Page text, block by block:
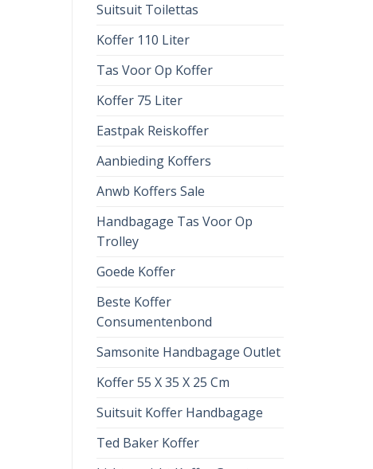
Suitsuit Toilettas
Koffer 110 Liter
Tas Voor Op Koffer
Koffer 75 Liter
Eastpak Reiskoffer
Aanbieding Koffers
Anwb Koffers Sale
Handbagage Tas Voor Op
Trolley
Goede Koffer
Beste Koffer
Consumentenbond
Samsonite Handbagage Outlet
Koffer 55 X 35 X 25 Cm
Suitsuit Koffer Handbagage
Ted Baker Koffer